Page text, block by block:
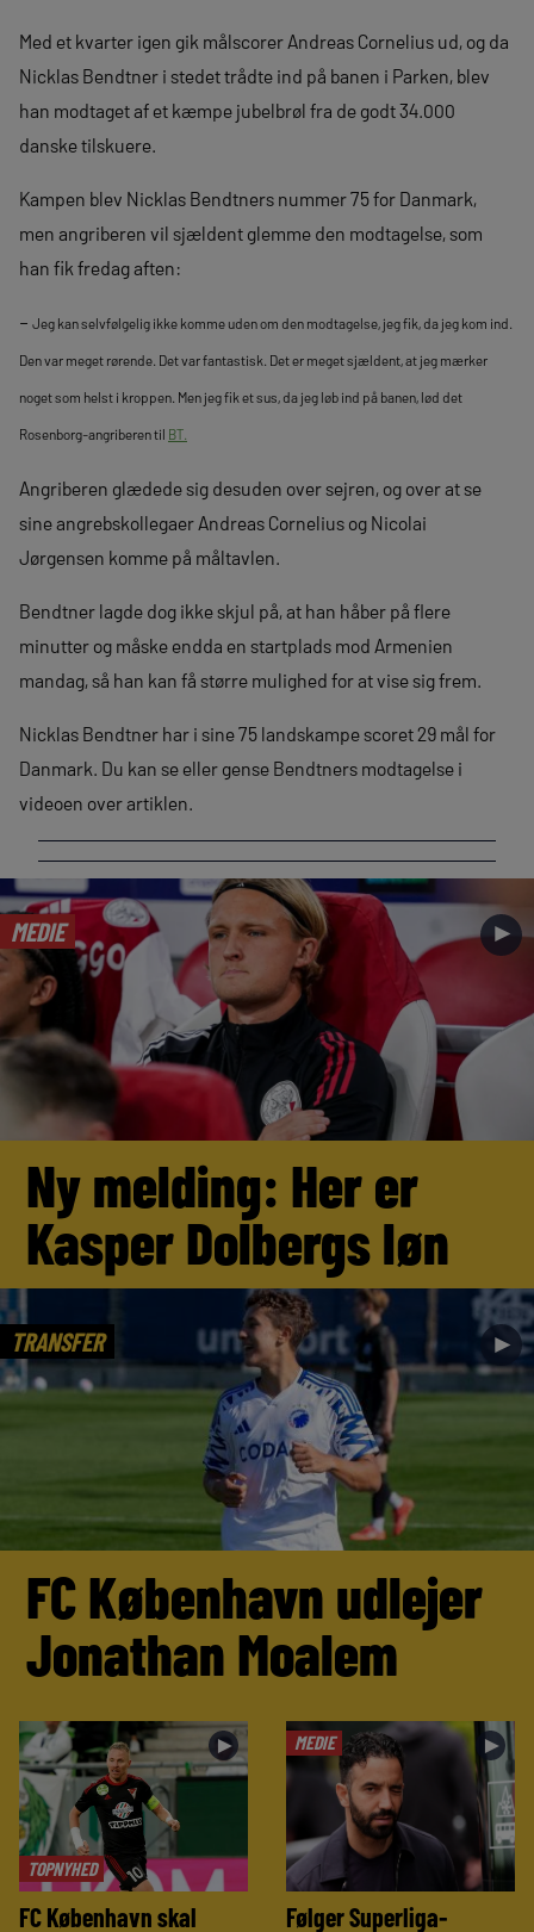
Med et kvarter igen gik målscorer Andreas Cornelius ud, og da
Nicklas Bendtner i stedet trådte ind på banen i Parken, blev
han modtaget af et kæmpe jubelbrøl fra de godt 34.000
danske tilskuere.
Kampen blev Nicklas Bendtners nummer 75 for Danmark,
men angriberen vil sjældent glemme den modtagelse, som
han fik fredag aften:
– Jeg kan selvfølgelig ikke komme uden om den modtagelse, jeg fik, da jeg kom ind.
Den var meget rørende. Det var fantastisk. Det er meget sjældent, at jeg mærker
noget som helst i kroppen. Men jeg fik et sus, da jeg løb ind på banen, lød det
Rosenborg-angriberen til BT.
Angriberen glædede sig desuden over sejren, og over at se
sine angrebskollegaer Andreas Cornelius og Nicolai
Jørgensen komme på måltavlen.
Bendtner lagde dog ikke skjul på, at han håber på flere
minutter og måske endda en startplads mod Armenien
mandag, så han kan få større mulighed for at vise sig frem.
Nicklas Bendtner har i sine 75 landskampe scoret 29 mål for
Danmark. Du kan se eller gense Bendtners modtagelse i
videoen over artiklen.
MEDIE ►
Ny melding: Her er
Kasper Dolbergs løn
TRANSFER ►
FC København udlejer
Jonathan Moalem
TOPNYHED
►
FC København skal
MEDIE ►
Følger Superliga-